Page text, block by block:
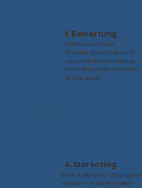
1. Bewertung
Mittels modernster
Bewertungsmethoden und
regionaler Markterfahrung
ermitteln wir den möglichen
Verkaufspreis.
4. Marketing
Nach Analyse der Zielgruppen
erstellen wir die Marketing-